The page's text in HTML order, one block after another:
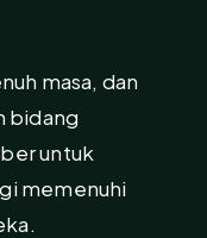
masa, dan
bidang
untuk
memenuhi